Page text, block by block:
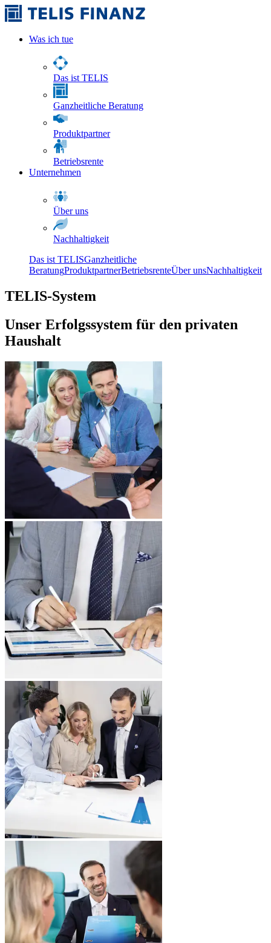
Was ich tue
Das ist TELIS
Ganzheitliche Beratung
Produktpartner
Betriebsrente
Unternehmen
Über uns
Nachhaltigkeit
Das ist TELISGanzheitliche
BeratungProduktpartnerBetriebsrenteÜber unsNachhaltigkeit
TELIS-System
Unser Erfolgssystem für den privaten
Haushalt